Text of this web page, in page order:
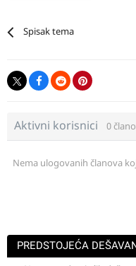
Spisak tema
Aktivni korisnici 0
Nema ulogovanih članova
PREDSTOJEĆA